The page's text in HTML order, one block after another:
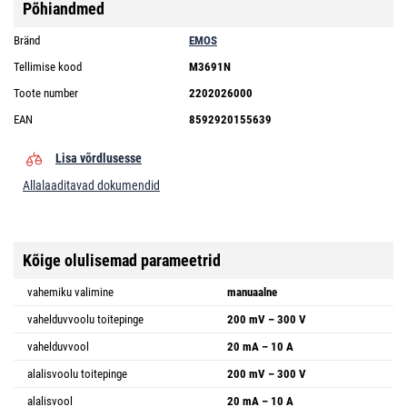
Põhiandmed
Bränd
EMOS
Tellimise kood
M3691N
Toote number
2202026000
EAN
8592920155639
Lisa võrdlusesse
Allalaaditavad dokumendid
Kõige olulisemad parameetrid
vahemiku valimine
manuaalne
vahelduvvoolu toitepinge
200 mV – 300 V
vahelduvvool
20 mA – 10 A
alalisvoolu toitepinge
200 mV – 300 V
alalisvool
20 mA – 10 A